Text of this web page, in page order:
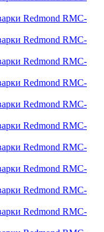
Redmond RMC-
Redmond RMC-
Redmond RMC-
Redmond RMC-
Redmond RMC-
Redmond RMC-
Redmond RMC-
Redmond RMC-
Redmond RMC-
Redmond RMC-